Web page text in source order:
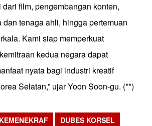
film, pengembangan konten,
tenaga ahli, hingga pertemuan
Kami siap memperkuat
kedua negara dapat
nyata bagi industri kreatif
Selatan,” ujar Yoon Soon-gu. (**)
KEMENEKRAF DUBES KORSEL